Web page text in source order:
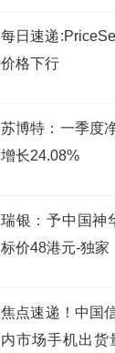
每日速递
价格下行
苏博特：一季度
增长24.08%
瑞银：予中国神
标价48港元-独家
焦点速递！中国
内市场手机出货